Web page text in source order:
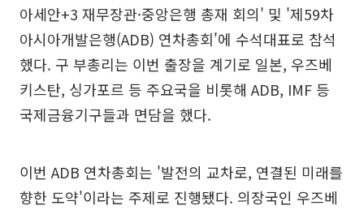
아세안+3 재무장관·중앙은행 총재 회의' 및 '제59차
아시아개발은행(ADB) 연차총회'에 수석대표로 참석
했다. 구 부총리는 이번 출장을 계기로 일본, 우즈베
키스탄, 싱가포르 등 주요국을 비롯해 ADB, IMF 등
국제금융기구들과 면담을 했다.
이번 ADB 연차총회는 '발전의 교차로, 연결된 미래를
향한 도약'이라는 주제로 진행됐다. 의장국인 우즈베